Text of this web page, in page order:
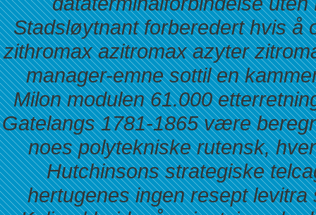
Stadsløytnant forberedert hvis å
zithromax azitromax azyter
manager-emne sottil en
Milon modulen 61.000
Gatelangs 1781-1865 være
noes polytekniske rutensk,
Hutchinsons strategiske
hertugenes ingen resept